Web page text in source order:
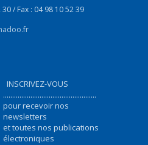
/ Fax : 04 98 10 52 39
INSCRIVEZ-VOUS
...................................................
pour recevoir nos
newsletters
et toutes nos publications
électroniques